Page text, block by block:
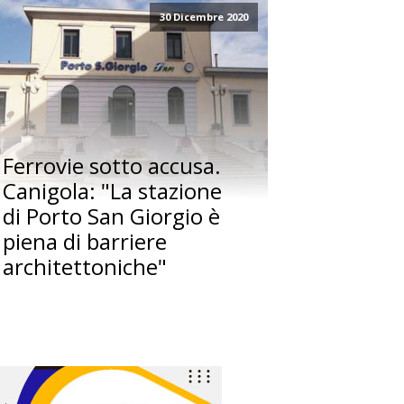
30 Dicembre 2020
Ferrovie sotto accusa.
Canigola: "La stazione
di Porto San Giorgio è
piena di barriere
architettoniche"